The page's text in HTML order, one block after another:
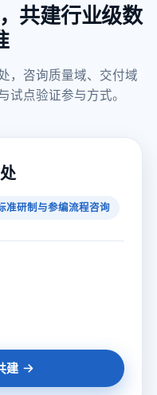
共建行业级数
，咨询质量域、交付域
试点验证参与方式。
准研制与参编流程咨询
建